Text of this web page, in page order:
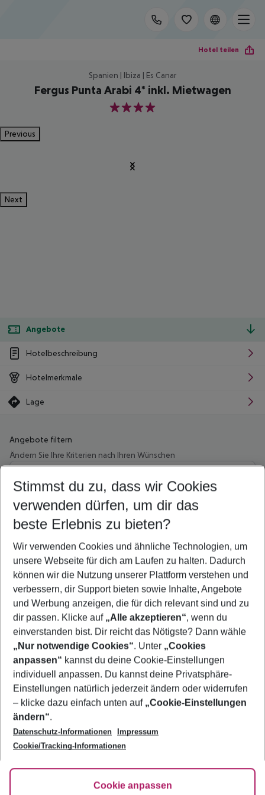
Hotel teilen
Spanien | Ibiza | Es Canar
Fergus Punta Arabi 4* inkl. Mietwagen
4
Previous
Next
Angebote
Hotelbeschreibung
Hotelmerkmale
Lage
Angebote filtern
Ändern Sie Ihre Kriterien nach Ihren Wünschen
Wähle deinen Abflughafen
Beliebiger Abflughafen
Wähle deinen Reisezeitraum
5-8 Nächte
2 Erwachsene Keine Kinder
Mehr Filter anzeigen
Footer
Footer navigation
Über uns
AGB
Bestpreisgarantie
Cookie-Einstellungen ändern
Cookie-Richtlinie
Agenturbetreuung
Barrierefreies Reisen
FAQ
HanseMerkur Reiseversicherung
Folge uns
Stimmst du zu, dass wir Cookies
verwenden dürfen, um dir das
beste Erlebnis zu bieten?
Wir verwenden Cookies und ähnliche Technologien, um
unsere Webseite für dich am Laufen zu halten. Dadurch
können wir die Nutzung unserer Plattform verstehen und
verbessern, dir Support bieten sowie Inhalte, Angebote
und Werbung anzeigen, die für dich relevant sind und zu
dir passen. Klicke auf „Alle akzeptieren“, wenn du
einverstanden bist. Dir reicht das Nötigste? Dann wähle
„Nur notwendige Cookies“. Unter „Cookies
anpassen“ kannst du deine Cookie-Einstellungen
individuell anpassen. Du kannst deine Privatsphäre-
Einstellungen natürlich jederzeit ändern oder widerrufen
– klicke dazu einfach unten auf „Cookie-Einstellungen
ändern“.
Datenschutz-Informationen
Impressum
Cookie/Tracking-Informationen
Cookie anpassen